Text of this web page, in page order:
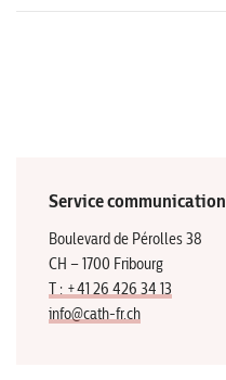
Service communication
Boulevard de Pérolles 38
CH – 1700 Fribourg
T : +41 26 426 34 13
info@cath-fr.ch